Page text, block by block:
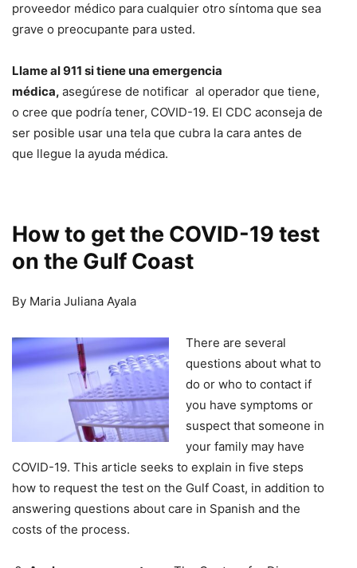
proveedor médico para cualquier otro síntoma que sea
grave o preocupante para usted.
Llame al 911 si tiene una emergencia
médica, asegúrese de notificar al operador que tiene,
o cree que podría tener, COVID-19. El CDC aconseja de
ser posible usar una tela que cubra la cara antes de
que llegue la ayuda médica.
How to get the COVID-19 test
on the Gulf Coast
By Maria Juliana Ayala
There are several
questions about what to
do or who to contact if
you have symptoms or
suspect that someone in
your family may have
COVID-19. This article seeks to explain in five steps
how to request the test on the Gulf Coast, in addition to
answering questions about care in Spanish and the
costs of the process.